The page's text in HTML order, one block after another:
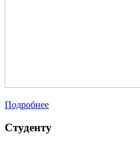
Подробнее
Студенту